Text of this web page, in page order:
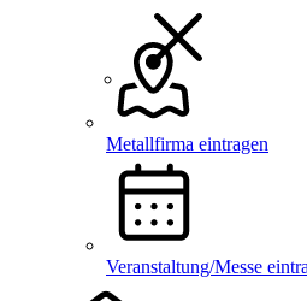
Metallfirma eintragen
Veranstaltung/Messe